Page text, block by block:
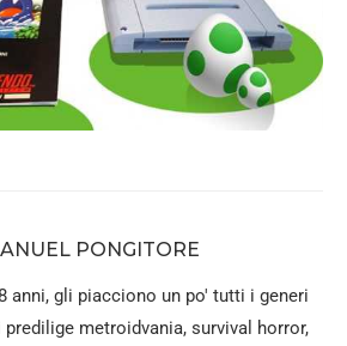
PONGITORE
anni, gli piacciono un po' tutti i generi
metroidvania, survival horror,